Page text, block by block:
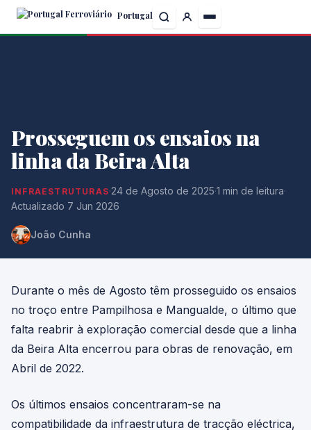
Skip
Portugal
Prosseguem os ensaios na
linha da Beira Alta
INFRAESTRUTURAS·24 de Agosto de 2025·1 min de leitura·
Actualizado 7 Jun 2026
João Cunha
Durante o mês de Agosto têm prosseguido os ensaios
no troço entre Pampilhosa e Mangualde, o último que
falta reabrir à exploração comercial desde que a linha
da Beira Alta encerrou para obras de renovação, em
Abril de 2022.
Os últimos ensaios concentraram-se na
compatibilidade da infraestrutura de tracção eléctrica,